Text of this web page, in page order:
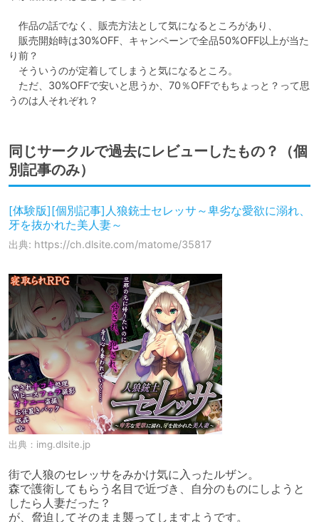
作品の話でなく、販売方法として気になるところがあり、
販売開始時は30%OFF、キャンペーンで全品50%OFF以上が当た
り前？
そういうのが定着してしまうと気になるところ。
ただ、30%OFFで安いと思うか、70％OFFでもちょっと？って思
うのは人それぞれ？
同じサークルで過去にレビューしたもの？（個
別記事のみ）
[体験版][個別記事]人狼銃士セレッサ～卑劣な愛欲に溺れ、
牙を抜かれた美人妻～
出典: https://ch.dlsite.com/matome/35817
出典： img.dlsite.jp
街で人狼のセレッサをみかけ気に入ったルザン。
森で護衛してもらう名目で近づき、自分のものにしようと
したら人妻だった？
が、脅迫してそのまま襲ってしますようです。